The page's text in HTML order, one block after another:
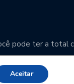
pode ter a total
Aceitar